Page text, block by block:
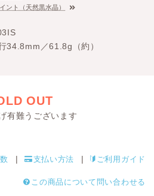
ント（天然黒水晶）
34.8mm／61.8g（約）
OUT
有難うございます
支払い方法 ご利用ガイド
この商品について問い合わせる